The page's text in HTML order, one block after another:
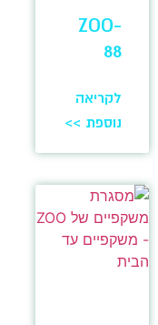
ZOO-
88
לקריאה
נוספת >>